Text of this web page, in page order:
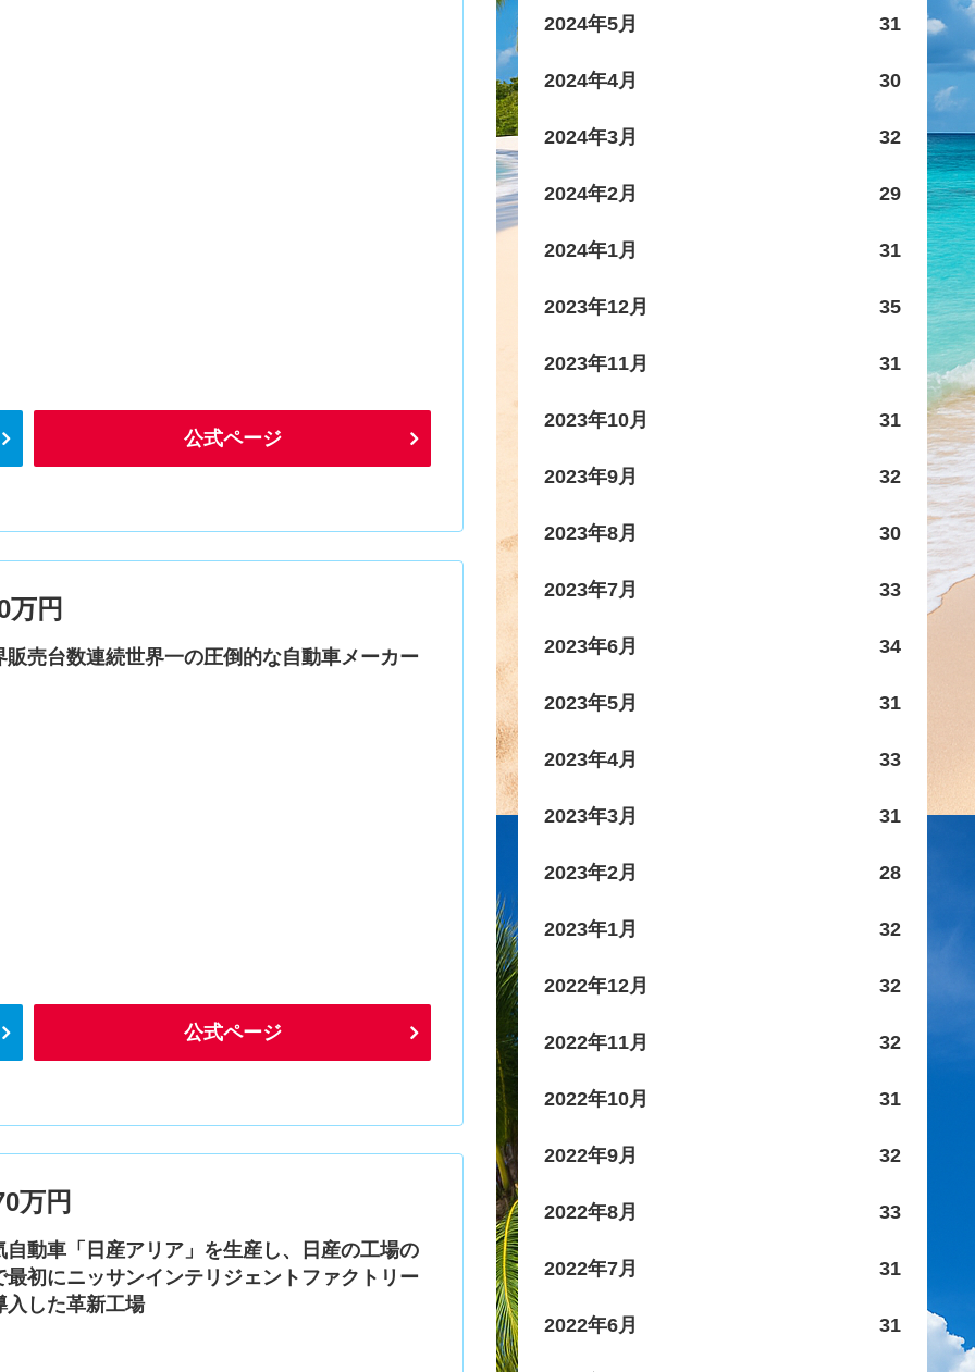
公式ページ
万円
販売台数連続世界一の圧倒的な自動車メーカー
公式ページ
万円
自動車「日産アリア」を生産し、日産の工場の
最初にニッサンインテリジェントファクトリー
入した革新工場
2024年5月 31
2024年4月 30
2024年3月 32
2024年2月 29
2024年1月 31
2023年12月 35
2023年11月 31
2023年10月 31
2023年9月 32
2023年8月 30
2023年7月 33
2023年6月 34
2023年5月 31
2023年4月 33
2023年3月 31
2023年2月 28
2023年1月 32
2022年12月 32
2022年11月 32
2022年10月 31
2022年9月 32
2022年8月 33
2022年7月 31
2022年6月 31